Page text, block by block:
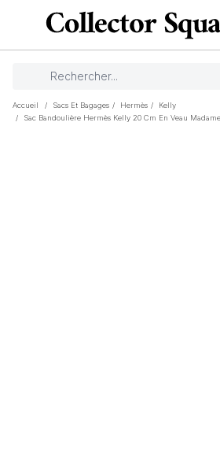
Accueil / Sacs Et Bagages / Hermès /
Kelly
/
Sac Bandoulière Hermès Kelly 20 Cm En Veau